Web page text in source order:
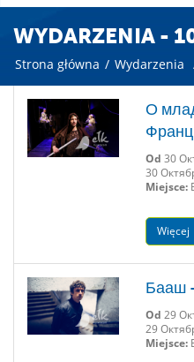
WYDARZENIA -
Strona główna / Wydarzenia
О
Od 30
30
Miejsce:
Więcej
Бааш
Od 29
29
Miejsce: